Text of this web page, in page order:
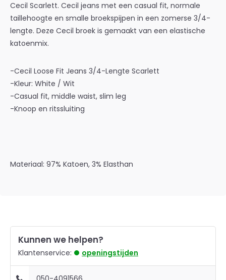
Cecil Scarlett. Cecil jeans met een casual fit, normale
taillehoogte en smalle broekspijpen in een zomerse 3/4-
lengte. Deze Cecil broek is gemaakt van een elastische
katoenmix.
-Cecil Loose Fit Jeans 3/4-Lengte Scarlett
-Kleur: White / Wit
-Casual fit, middle waist, slim leg
-Knoop en ritssluiting
Materiaal: 97% Katoen, 3% Elasthan
Kunnen we helpen?
Klantenservice: openingstijden